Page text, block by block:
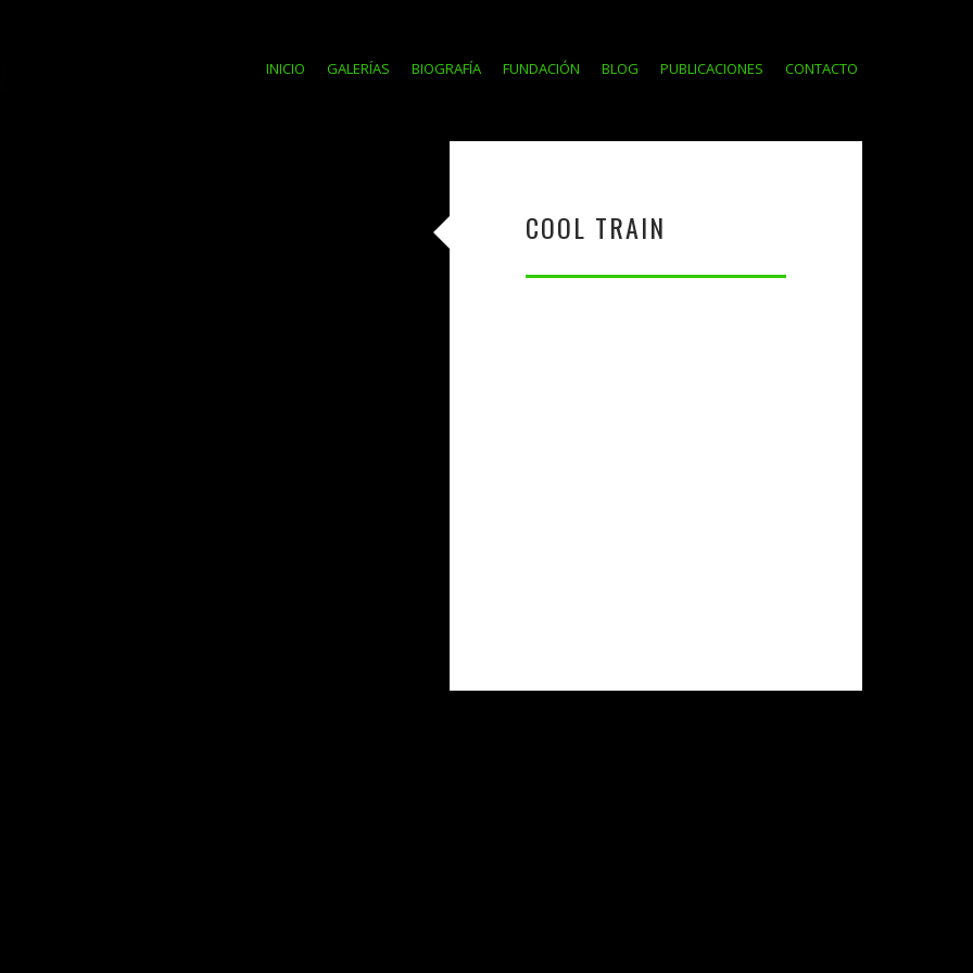
INICIO GALERÍAS BIOGRAFÍA FUNDACIÓN BLOG PUBLICACIONES CONTACTO
COOL TRAIN